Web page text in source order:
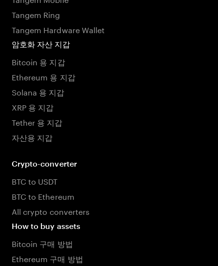
Tangem Ring
Tangem Hardware Wallet
암호화 자산 지갑
Bitcoin 용 지갑
Ethereum 용 지갑
Solana 용 지갑
XRP 용 지갑
Tether 용 지갑
자산용 지갑
Crypto-converter
BTC to USDT
BTC to Ethereum
All crypto converters
How to buy assets
Bitcoin 구매 방법
Ethereum 구매 방법